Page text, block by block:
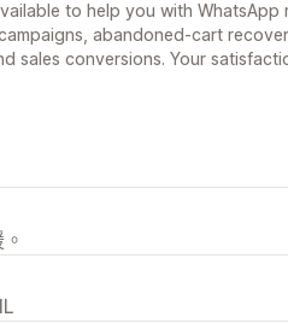
to help you with WhatsApp
abandoned-cart
sales conversions. Your